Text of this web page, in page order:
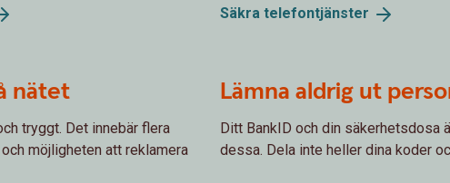
Säkra telefontjänster
nätet
tryggt. Det innebär flera
möjligheten att reklamera
Lämna aldrig ut
Ditt BankID och din säkerhetsdosa
dessa. Dela inte heller dina koder